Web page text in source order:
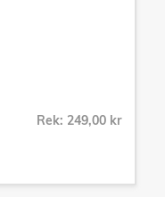
Rek: 249,00 kr